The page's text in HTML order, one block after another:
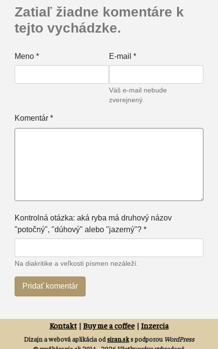
Zatiaľ žiadne komentáre k
tejto vychádzke.
Meno * E-mail *
Váš e-mail nebude
zverejnený.
Komentár *
Kontrolná otázka: aká ryba má druhový názov
"potočný", "dúhový" alebo "jazerný"? *
Na diakritike a veľkosti písmen nezáleží.
Kontakt| Buy me a coffee| Inzercia
Dizajn a webová aplikácia odsiran.sks podporou WordPress